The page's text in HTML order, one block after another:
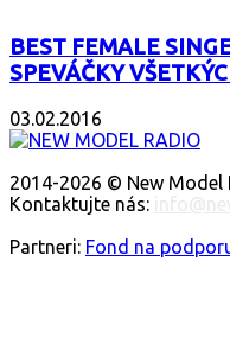
BEST FEMALE
SPEVÁČKY
03.02.2016
2014-2026 © New Model
Kontaktujte nás:
Partneri: Fond na